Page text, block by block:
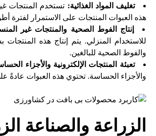
تغليف المواد الغذائية: تستخدم المنتجات
هذه العبوات المنتجات على الاستمرار لفترة
إنتاج الفوط الصحية والمنتجات غير
للاستخدام المنزلي. يتم إنتاج هذه
والفوط الصحية للبالغين.
تعبئة المنتجات الإلكترونية والأجزاء
والأجزاء الحساسة. تحتوي هذه العبوات عادةً
الزراعة والصناعة